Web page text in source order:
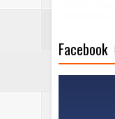
Facebook